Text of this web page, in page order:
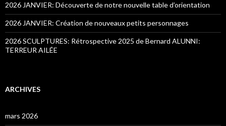
2026 JANVIER: Découverte de notre nouvelle table d’orientation
2026 JANVIER: Création de nouveaux petits personnages
2026 SCULPTURES: Rétrospective 2025 de Bernard ALUNNI:
TERREUR AILÉE
ARCHIVES
mars 2026